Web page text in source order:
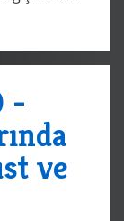
-
ve